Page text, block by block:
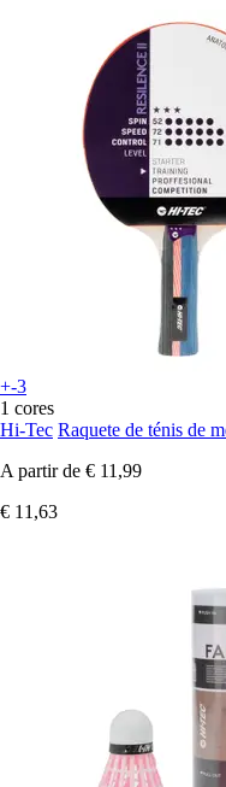
+-3
1 cores
Hi-Tec Raquete de ténis de
A partir de € 11,99
€ 11,63